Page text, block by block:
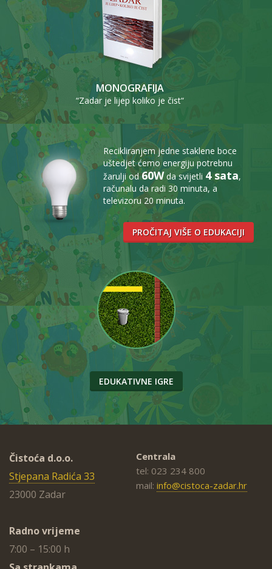
MONOGRAFIJA
“Zadar je lijep koliko je čist“
Recikliranjem jedne staklene boce
uštedjet ćemo energiju potrebnu
žarulji od60Wda svijetli 4 sata,
računalu da radi 30 minuta, a
televizoru 20 minuta.
PROČITAJ VIŠE O EDUKACIJI
EDUKATIVNE IGRE
Čistoća d.o.o.
Stjepana Radića 33
23000 Zadar
Radno vrijeme
7:00 – 15:00 h
Centrala
tel: 023 234 800
mail: info@cistoca-zadar.hr